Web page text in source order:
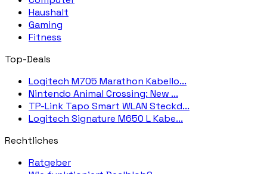
Haushalt
Gaming
Fitness
Top-Deals
Logitech M705 Marathon Kabello...
Nintendo Animal Crossing: New ...
TP-Link Tapo Smart WLAN Steckd...
Logitech Signature M650 L Kabe...
Rechtliches
Ratgeber